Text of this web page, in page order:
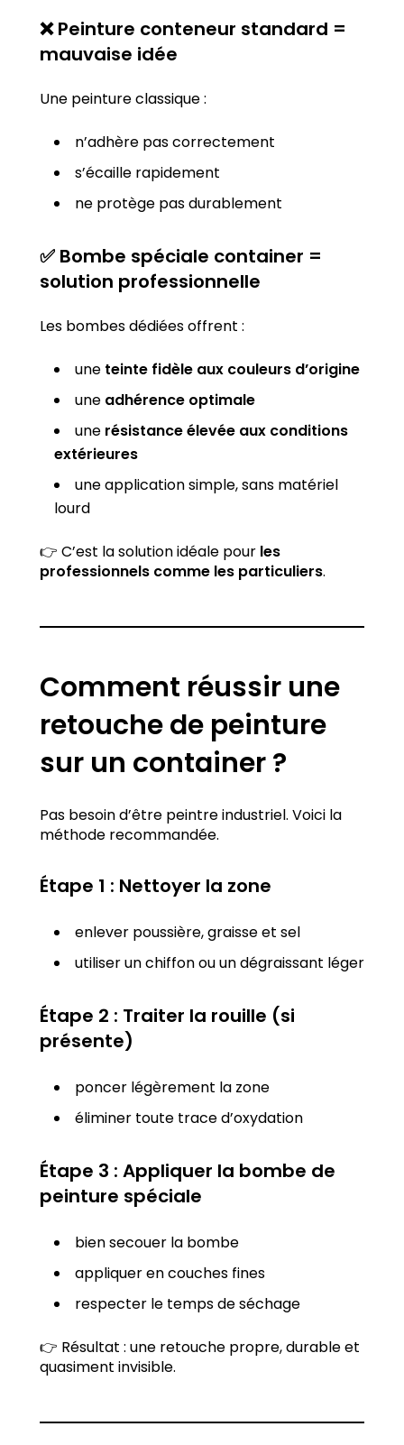
❌ Peinture conteneur standard =
mauvaise idée
Une peinture classique :
n’adhère pas correctement
s’écaille rapidement
ne protège pas durablement
✅ Bombe spéciale container =
solution professionnelle
Les bombes dédiées offrent :
uneteinte fidèle aux couleurs d’origine
uneadhérence optimale
unerésistance élevée aux conditions
extérieures
une application simple, sans matériel
lourd
👉 C’est la solution idéale pourles
professionnels comme les particuliers.
Comment réussir une
retouche de peinture
sur un container ?
Pas besoin d’être peintre industriel. Voici la
méthode recommandée.
Étape 1 : Nettoyer la zone
enlever poussière, graisse et sel
utiliser un chiffon ou un dégraissant léger
Étape 2 : Traiter la rouille (si
présente)
poncer légèrement la zone
éliminer toute trace d’oxydation
Étape 3 : Appliquer la bombe de
peinture spéciale
bien secouer la bombe
appliquer en couches fines
respecter le temps de séchage
👉 Résultat : une retouche propre, durable et
quasiment invisible.